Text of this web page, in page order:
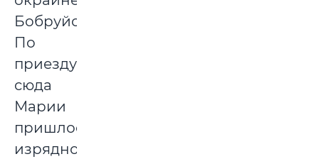
Бобруйска.
По
приезду
сюда
Марии
пришлось
изрядно